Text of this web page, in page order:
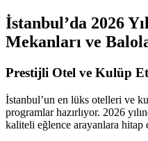
İstanbul’da 2026
Mekanları ve
Prestijli Otel ve Kulüp
İstanbul’un en lüks otelleri ve
programlar hazırlıyor. 2026
kaliteli eğlence arayanlara hitap